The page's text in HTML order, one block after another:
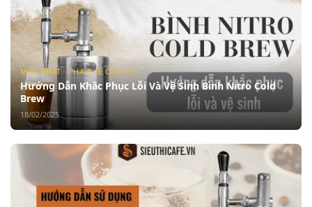
MỚI NHẤT · PHA CHẾ CÀ PHÊ
Hướng Dẫn Khắc Phục Lỗi Và Vệ Sinh Bình Nitro Cold
Brew
18/02/2025